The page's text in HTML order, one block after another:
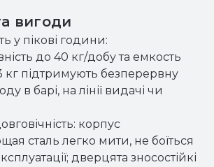
вигоди
у пікові години:
до 40 кг/добу та емкость
кг підтримують безперервну
в барі, на лінії видачі чи
корпус
сталь легко мити, не боїться
дверцята зносостійкі